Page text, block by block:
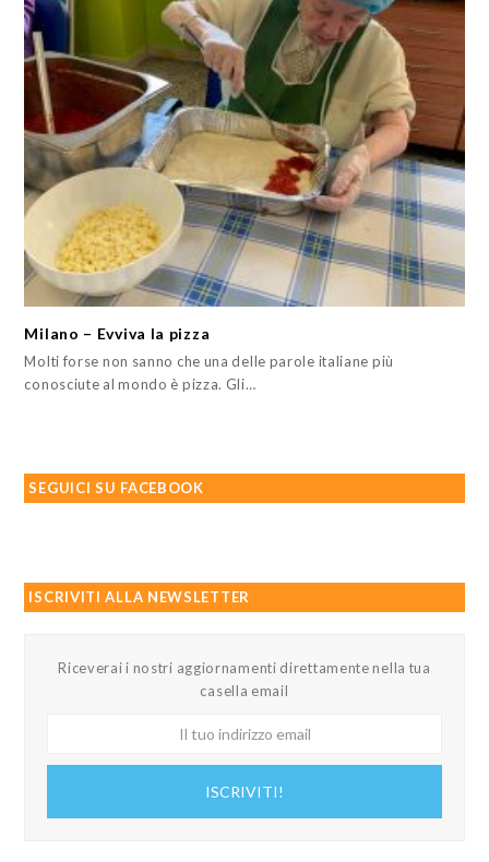
Milano – Evviva la pizza
Molti forse non sanno che una delle parole italiane più
conosciute al mondo è pizza. Gli…
SEGUICI SU FACEBOOK
ISCRIVITI ALLA NEWSLETTER
Riceverai i nostri aggiornamenti direttamente nella tua
casella email
ISCRIVITI!